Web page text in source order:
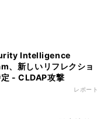
Intelligence
、新しいリフレクショ
- CLDAP攻撃
レポート